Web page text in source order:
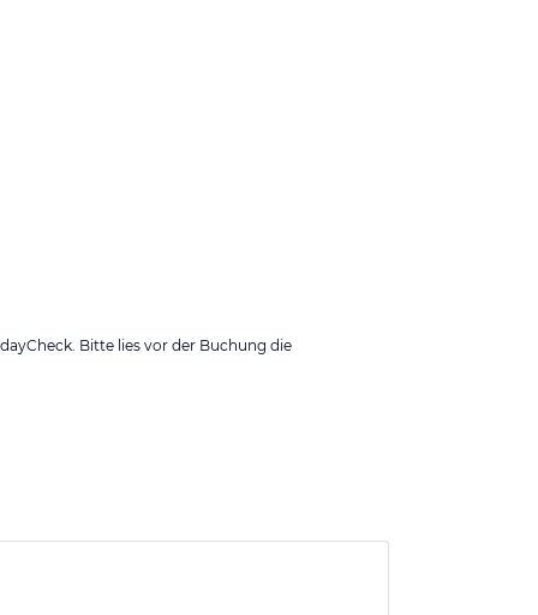
Bitte lies vor der Buchung die